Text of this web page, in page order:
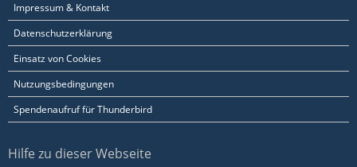
Impressum & Kontakt
Datenschutzerklärung
Einsatz von Cookies
Nutzungsbedingungen
Spendenaufruf für Thunderbird
Hilfe zu dieser Webseite